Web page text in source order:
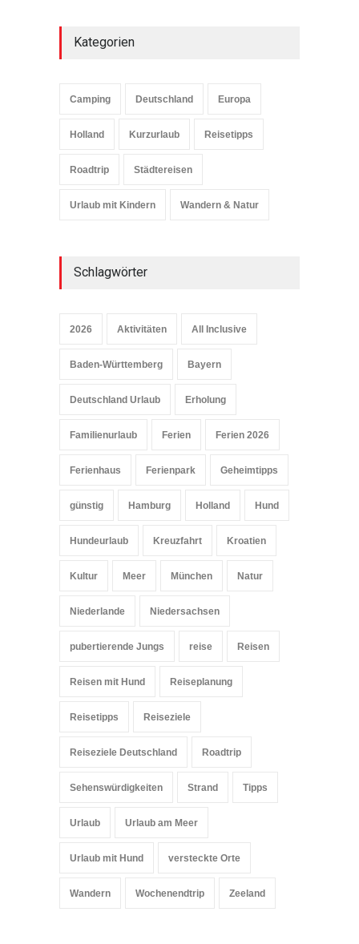
Kategorien
Camping Deutschland Europa
Holland Kurzurlaub Reisetipps
Roadtrip Städtereisen
Urlaub mit Kindern Wandern & Natur
Schlagwörter
2026 Aktivitäten All Inclusive
Baden-Württemberg Bayern
Deutschland Urlaub Erholung
Familienurlaub Ferien Ferien 2026
Ferienhaus Ferienpark Geheimtipps
günstig Hamburg Holland Hund
Hundeurlaub Kreuzfahrt Kroatien
Kultur Meer München Natur
Niederlande Niedersachsen
pubertierende Jungs reise Reisen
Reisen mit Hund Reiseplanung
Reisetipps Reiseziele
Reiseziele Deutschland Roadtrip
Sehenswürdigkeiten Strand Tipps
Urlaub Urlaub am Meer
Urlaub mit Hund versteckte Orte
Wandern Wochenendtrip Zeeland